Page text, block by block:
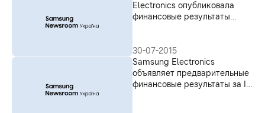
Electronics опубликовала
финансовые результаты
30-07-2015
Samsung Electronics
объявляет предварительные
финансовые результаты за II